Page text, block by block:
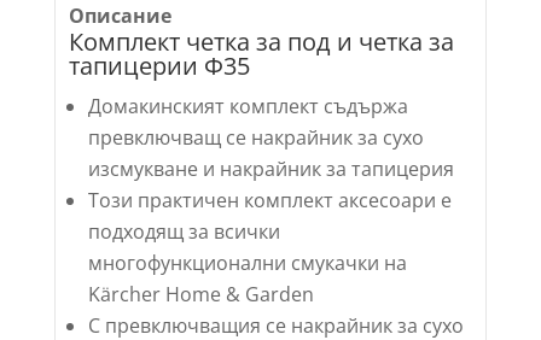
Описание
Комплект четка за под и четка за
тапицерии Ф35
Домакинският комплект съдържа
превключващ се накрайник за сухо
изсмукване и накрайник за тапицерия
Този практичен комплект аксесоари е
подходящ за всички
многофункционални смукачки на
Kärcher Home & Garden
С превключващия се накрайник за сухо